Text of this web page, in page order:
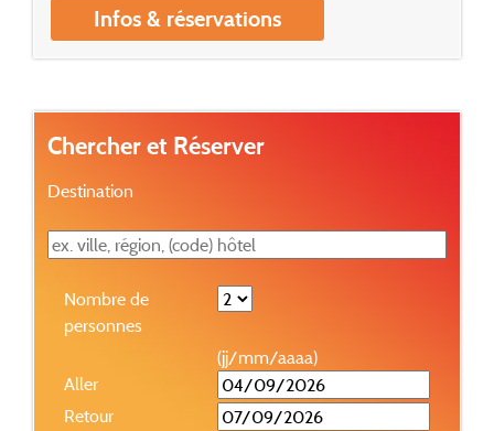
Infos & réservations
Chercher et Réserver
Destination
Nombre de
personnes
(jj/mm/aaaa)
Aller
Retour